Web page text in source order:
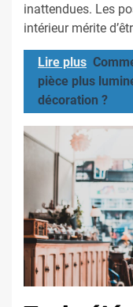
inattendues. Les
intérieur mérite
Lire plus
pièce plus
décoration ?